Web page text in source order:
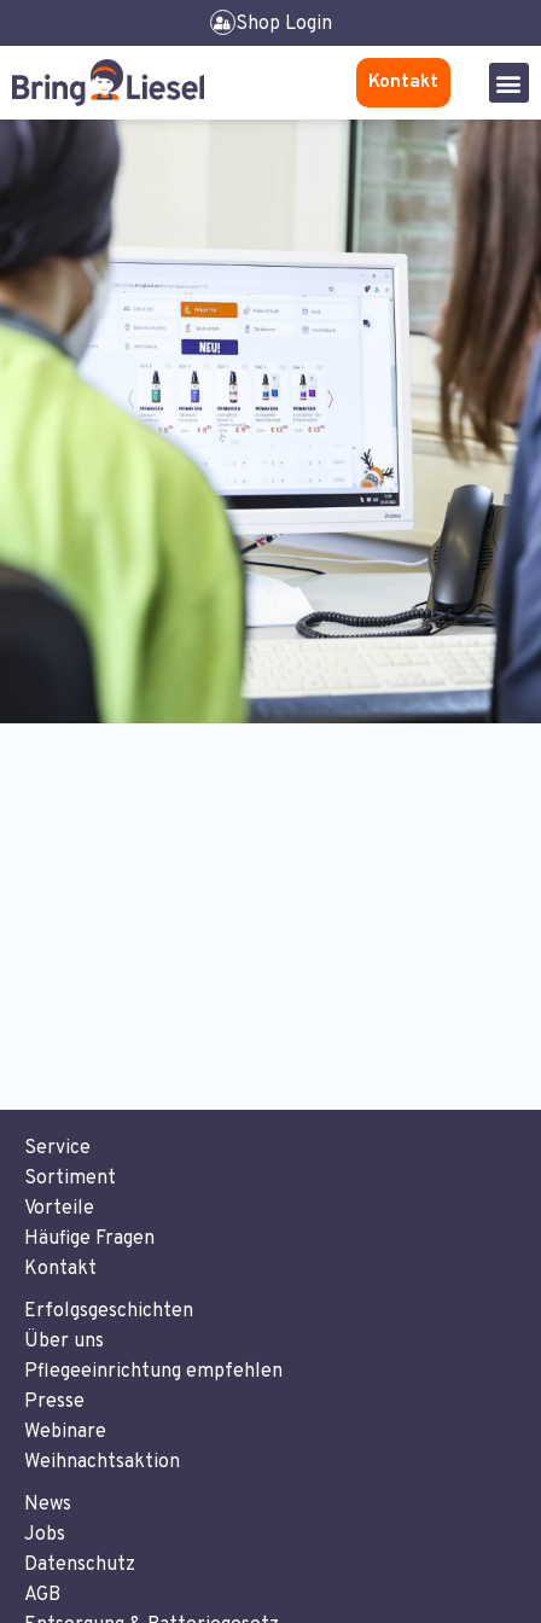
Shop Login
Kontakt
Service
Sortiment
Vorteile
Häufige Fragen
Kontakt
Erfolgsgeschichten
Über uns
Pflegeeinrichtung empfehlen
Presse
Webinare
Weihnachtsaktion
News
Jobs
Datenschutz
AGB